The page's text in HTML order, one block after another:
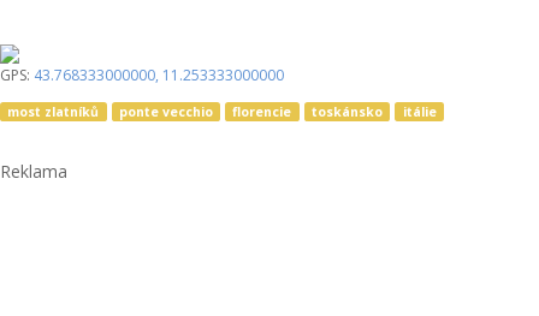
GPS: 43.768333000000, 11.253333000000
most zlatníků ponte vecchio florencie toskánsko itálie
Reklama